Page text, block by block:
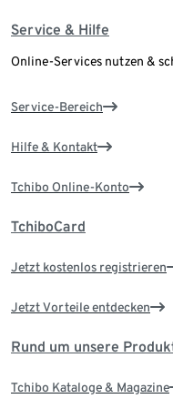
Service & Hilfe
Online-Services nutzen &
Service-Bereich
Hilfe & Kontakt
Tchibo Online-Konto
TchiboCard
Jetzt kostenlos registrieren
Jetzt Vorteile entdecken
Rund um unsere
Tchibo Kataloge & Magazine